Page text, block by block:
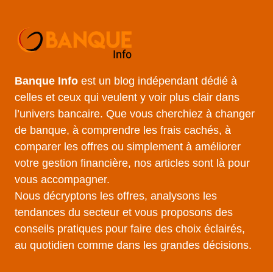
Banque Info est un blog indépendant dédié à
celles et ceux qui veulent y voir plus clair dans
l’univers bancaire. Que vous cherchiez à changer
de banque, à comprendre les frais cachés, à
comparer les offres ou simplement à améliorer
votre gestion financière, nos articles sont là pour
vous accompagner.
Nous décryptons les offres, analysons les
tendances du secteur et vous proposons des
conseils pratiques pour faire des choix éclairés,
au quotidien comme dans les grandes décisions.